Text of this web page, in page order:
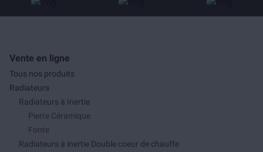
Vente en ligne
Tous nos produits
Radiateurs
Radiateurs à Inertie
Pierre Céramique
Fonte
Radiateurs à inertie Double coeur de chauffe